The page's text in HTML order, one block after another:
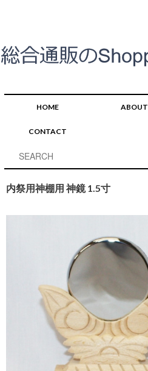
HOME ABOUT
CONTACT
内祭用神棚用 神鏡 1.5寸